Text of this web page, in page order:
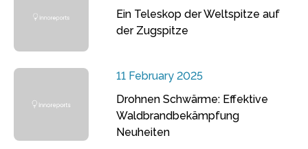
Ein Teleskop der Weltspitze auf
der Zugspitze
11 February 2025
Drohnen Schwärme: Effektive
Waldbrandbekämpfung
Neuheiten